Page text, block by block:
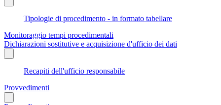
Tipologie di procedimento - in formato tabellare
Monitoraggio tempi procedimentali
Dichiarazioni sostitutive e acquisizione d'ufficio dei dati
Recapiti dell'ufficio responsabile
Provvedimenti